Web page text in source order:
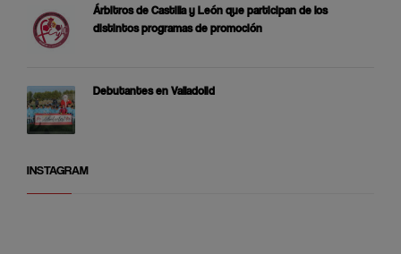
Árbitros de Castilla y León que participan de los
distintos programas de promoción
Debutantes en Valladolid
INSTAGRAM